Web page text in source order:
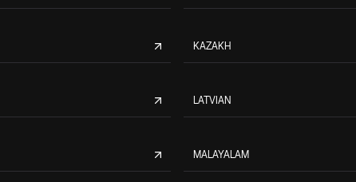
KAZAKH
LATVIAN
MALAYALAM